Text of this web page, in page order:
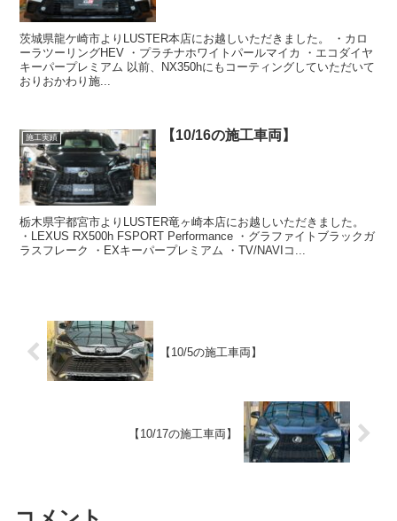
茨城県龍ケ崎市よりLUSTER本店にお越しいただきました。 ・カロ
ーラツーリングHEV ・プラチナホワイトパールマイカ ・エコダイヤ
キーパープレミアム 以前、NX350hにもコーティングしていただいて
おりおかわり施...
施工実績 【10/16の施工車両】
栃木県宇都宮市よりLUSTER竜ヶ崎本店にお越しいただきました。
・LEXUS RX500h FSPORT Performance ・グラファイトブラックガ
ラスフレーク ・EXキーパープレミアム ・TV/NAVIコ...
【10/5の施工車両】
【10/17の施工車両】